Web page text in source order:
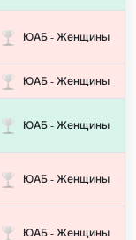
ЮАБ - Женщины
ЮАБ - Женщины
ЮАБ - Женщины
ЮАБ - Женщины
ЮАБ - Женщины